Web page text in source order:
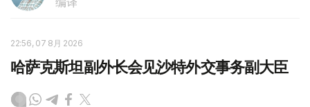
22:56, 07 8月 2026
哈萨克斯坦副外长会见沙特外交事务副大臣